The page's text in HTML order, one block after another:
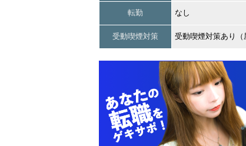
転勤 なし
受動喫煙対策 受動喫煙対策あり